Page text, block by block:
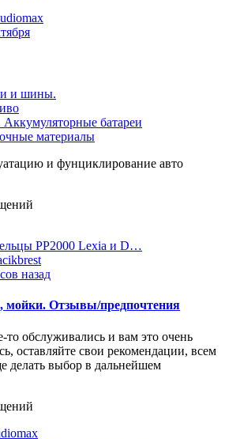
и шины.
батареи
материалы
и фунциклирование авто
PP2000 Lexia и D…
назад
Отзывы/предпочтения
то обслуживались и вам это очень
оставляйте свои рекомендации, всем
делать выбор в дальнейшем